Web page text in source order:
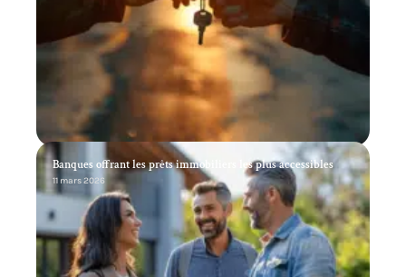
Banques offrant les prêts immobiliers les plus accessibles
11 mars 2026